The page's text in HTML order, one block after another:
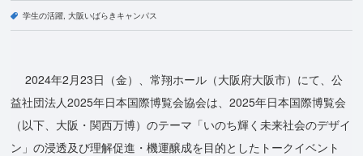
学生の活躍 大阪いばらきキャンパス
2024年2月23日（金）、常翔ホール（大阪府大阪市）にて、公
益社団法人2025年日本国際博覧会協会は、2025年日本国際博覧会
（以下、大阪・関西万博）のテーマ「いのち輝く未来社会のデザイ
ン」の浸透及び理解促進・機運醸成を目的としたトークイベント